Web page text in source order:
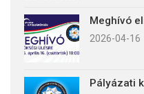
Meghívó
2026-04-16
Pályázati